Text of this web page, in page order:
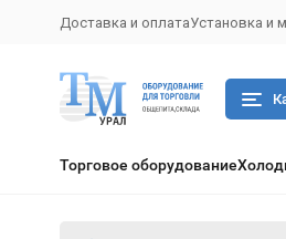
Доставка и оплатаУстановка и
Торговое оборудование